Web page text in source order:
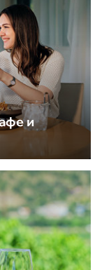
и